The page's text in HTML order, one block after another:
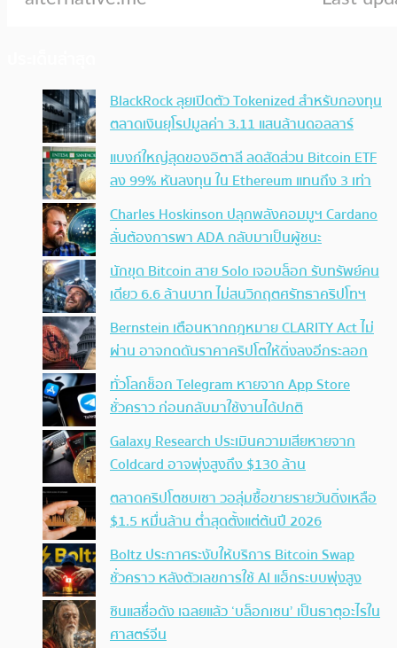
BlackRock ลุยเปิดตัว Tokenized สำหรับกองทุน
ตลาดเงินยุโรปมูลค่า 3.11 แสนล้านดอลลาร์
แบงก์ใหญ่สุดของอิตาลี ลดสัดส่วน Bitcoin ETF
ลง 99% หันลงทุน ใน Ethereum แทนถึง 3 เท่า
Charles Hoskinson ปลุกพลังคอมมูฯ Cardano
ลั่นต้องการพา ADA กลับมาเป็นผู้ชนะ
นักขุด Bitcoin สาย Solo เจอบล็อก รับทรัพย์คน
เดียว 6.6 ล้านบาท ไม่สนวิกฤตศรัทธาคริปโทฯ
Bernstein เตือนหากกฎหมาย CLARITY Act ไม่
ผ่าน อาจกดดันราคาคริปโตให้ดิ่งลงอีกระลอก
ทั่วโลกช็อก Telegram หายจาก App Store
ชั่วคราว ก่อนกลับมาใช้งานได้ปกติ
Galaxy Research ประเมินความเสียหายจาก
Coldcard อาจพุ่งสูงถึง $130 ล้าน
ตลาดคริปโตซบเซา วอลุ่มซื้อขายรายวันดิ่งเหลือ
$1.5 หมื่นล้าน ต่ำสุดตั้งแต่ต้นปี 2026
Boltz ประกาศระงับให้บริการ Bitcoin Swap
ชั่วคราว หลังตัวเลขการใช้ AI แฮ็กระบบพุ่งสูง
ซินแสชื่อดัง เฉลยแล้ว ‘บล็อกเชน’ เป็นธาตุอะไรใน
ศาสตร์จีน